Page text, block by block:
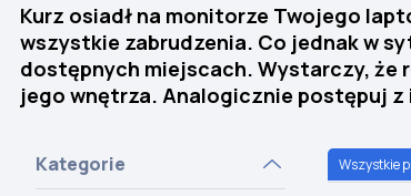
Kurz osiadł na monitorze Twojego
wszystkie zabrudzenia. Co jednak w
dostępnych miejscach. Wystarczy, że
jego wnętrza. Analogicznie postępuj z
Kategorie
Wszystkie